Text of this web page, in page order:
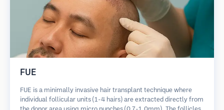
FUE
FUE is a minimally invasive hair transplant technique where
individual follicular units (1-4 hairs) are extracted directly from